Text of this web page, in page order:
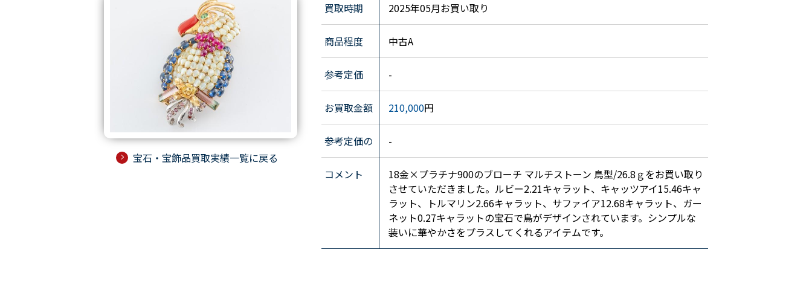
宝石・宝飾品買取実績一覧に戻る
買取時期 2025年05月お買い取り
商品程度 中古A
参考定価 -
お買取金額 210,000円
参考定価の -
コメント
18金×プラチナ900のブローチ マルチストーン 鳥型/26.8ｇをお買い取り
させていただきました。ルビー2.21キャラット、キャッツアイ15.46キャ
ラット、トルマリン2.66キャラット、サファイア12.68キャラット、ガー
ネット0.27キャラットの宝石で鳥がデザインされています。シンプルな
装いに華やかさをプラスしてくれるアイテムです。